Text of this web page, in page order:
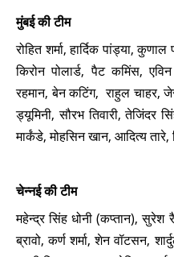
मुंबई की टीम
रोहित शर्मा, हार्दिक पांड्या,
किरोन पोलार्ड, पैट कमिंस,
रहमान, बेन कटिंग, राहुल चाहर,
ड्यूमिनी, सौरभ तिवारी,
मार्कंडे, मोहसिन खान, आदित्य
चेन्नई की टीम
महेन्द्र सिंह धोनी (कप्तान), सुरेश
ब्रावो, कर्ण शर्मा, शेन वॉटसन,